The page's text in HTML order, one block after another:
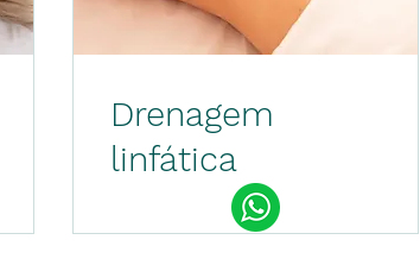
Drenagem
linfática